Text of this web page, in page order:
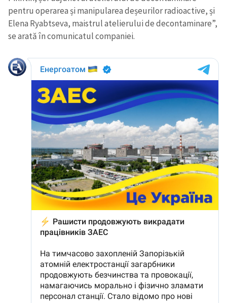
pentru operarea și manipularea deșeurilor radioactive, și
Elena Ryabtseva, maistrul atelierului de decontaminare”,
se arată în comunicatul companiei.